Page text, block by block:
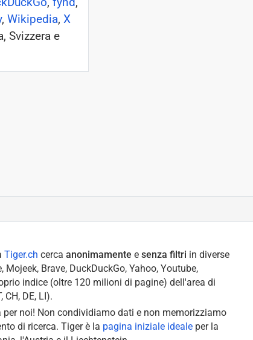
, Wikipedia, X
Svizzera e
Tiger.ch cercaanonimamente esenza filtri in diverse
Mojeek, Brave, DuckDuckGo, Yahoo, Youtube,
indice (oltre 120 milioni di pagine) dell'area di
CH, DE, LI).
per noi! Non condividiamo dati e non memorizziamo
di ricerca. Tiger è la pagina iniziale ideale per la